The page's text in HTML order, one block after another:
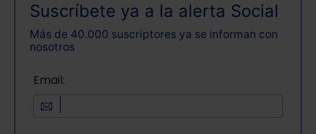
Suscríbete ya a la alerta Social
Más de 40.000 suscriptores ya se informan con
nosotros
Email: